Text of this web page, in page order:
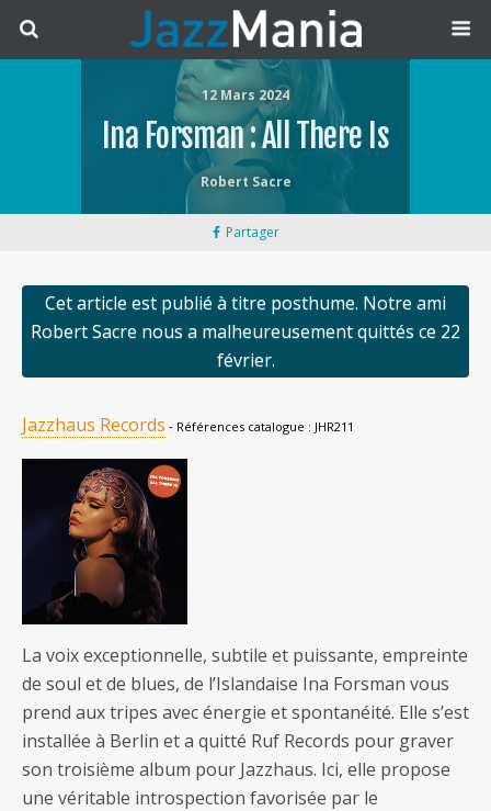
12 Mars 2024
Ina Forsman : All There Is
Robert Sacre
Partager
Cet article est publié à titre posthume. Notre ami
Robert Sacre nous a malheureusement quittés ce 22
février.
Jazzhaus Records ‐ Références catalogue : JHR211
La voix exceptionnelle, subtile et puissante, empreinte
de soul et de blues, de l’Islandaise Ina Forsman vous
prend aux tripes avec énergie et spontanéité. Elle s’est
installée à Berlin et a quitté Ruf Records pour graver
son troisième album pour Jazzhaus. Ici, elle propose
une véritable introspection favorisée par le